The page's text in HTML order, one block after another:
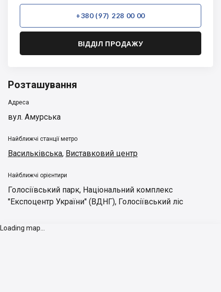
+380 (97) 228 00 00
ВІДДІЛ ПРОДАЖУ
Розташування
Адреса
вул. Амурська
Найближчі станції метро
Васильківська, Виставковий центр
Найближчі орієнтири
Голосіївський парк, Національний комплекс
"Експоцентр України" (ВДНГ), Голосіївський ліс
Loading map...